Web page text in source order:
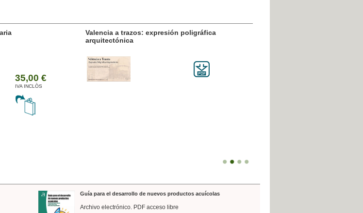
35,00 €
IVA INCLÒS
Valencia a trazos: expresión poligráfica
arquitectónica
Guía para el desarrollo de nuevos productos acuícolas
Archivo electrónico. PDF acceso libre